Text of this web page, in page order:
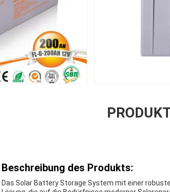
Beschreibung des Produkts:
Das Solar Battery Storage System mit einer